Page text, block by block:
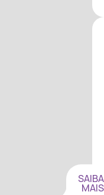
SAIBA
MAIS